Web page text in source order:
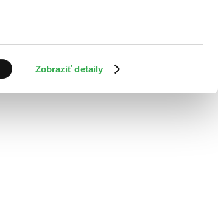
Zobraziť detaily